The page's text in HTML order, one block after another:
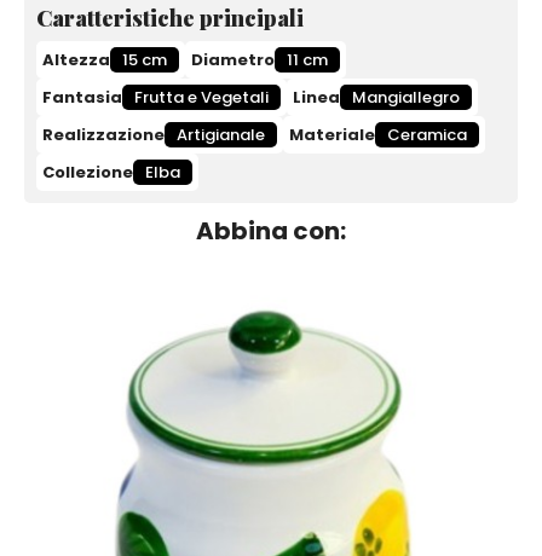
Caratteristiche principali
Altezza 15 cm Diametro 11 cm
Fantasia
Frutta e Vegetali Linea
Mangiallegro
Realizzazione Artigianale Materiale Ceramica
Collezione Elba
Abbina con: